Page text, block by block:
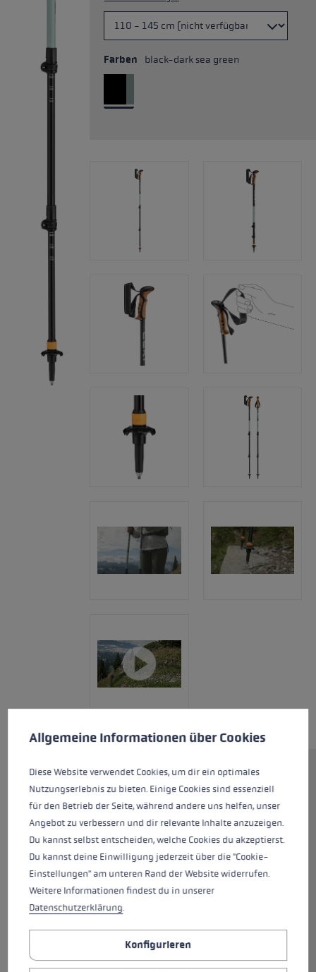
Farben black-dark sea green
Der Khumbu AS ist mit einem
Antishock-System ausgestattet.
Das Dämpfungssystem sorgt für
eine Reduzierung der
Aufprallkräfte und entlastet
somit Muskulatur, Sehnen und
Gelenke. Er ist außerdem
ausgestattet mit dem
komfortablen Aergon CorTec
Griff und dem Speed Lock+
Verstellsystem zur einfachen
und intuitiven
Allgemeine Informationen über Cookies
Diese Website verwendet Cookies, um dir ein optimales
Nutzungserlebnis zu bieten. Einige Cookies sind essenziell
für den Betrieb der Seite, während andere uns helfen, unser
Angebot zu verbessern und dir relevante Inhalte anzuzeigen.
Du kannst selbst entscheiden, welche Cookies du akzeptierst.
Du kannst deine Einwilligung jederzeit über die "Cookie-
Einstellungen" am unteren Rand der Website widerrufen.
Weitere Informationen findest du in unserer
Datenschutzerklärung.
Konfigurieren